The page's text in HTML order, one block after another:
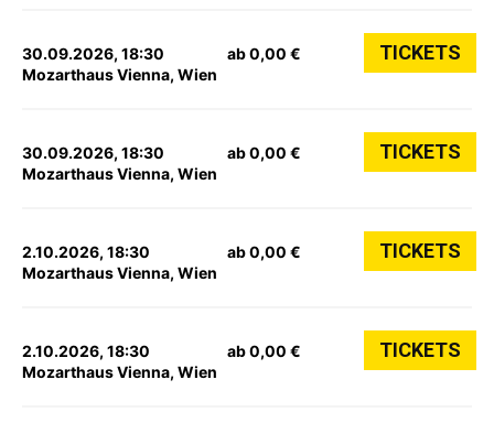
30.09.2026, 18:30
Mozarthaus Vienna, Wien
ab 0,00 € TICKETS
30.09.2026, 18:30
Mozarthaus Vienna, Wien
ab 0,00 € TICKETS
2.10.2026, 18:30
Mozarthaus Vienna, Wien
ab 0,00 € TICKETS
2.10.2026, 18:30
Mozarthaus Vienna, Wien
ab 0,00 € TICKETS